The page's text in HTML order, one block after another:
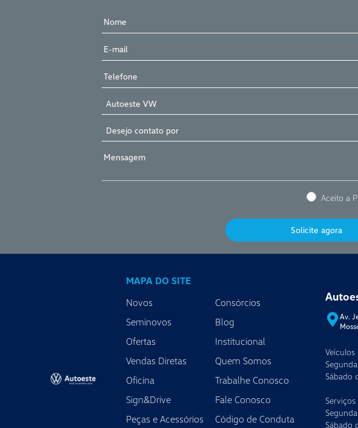
Aceito a
Solicite agora
MAPA DO SITE
Novos
Seminovos
Ofertas
Vendas Diretas
Oficina
Sign&Drive
Peças e Acessórios
Consórcios
Blog
Institucional
Quem Somos
Trabalhe Conosco
Fale Conosco
Código de Conduta
Av.
Veículos
Sábado
Serviços
Sábado